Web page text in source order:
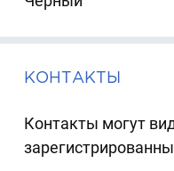
КОНТАКТЫ
Контакты могут